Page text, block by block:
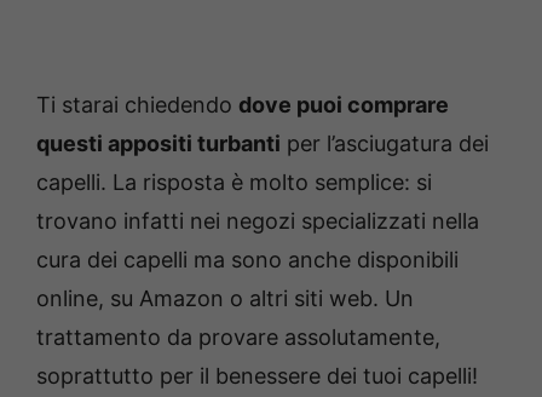
Ti starai chiedendo dove puoi comprare
questi appositi turbanti per l’asciugatura dei
capelli. La risposta è molto semplice: si
trovano infatti nei negozi specializzati nella
cura dei capelli ma sono anche disponibili
online, su Amazon o altri siti web. Un
trattamento da provare assolutamente,
soprattutto per il benessere dei tuoi capelli!